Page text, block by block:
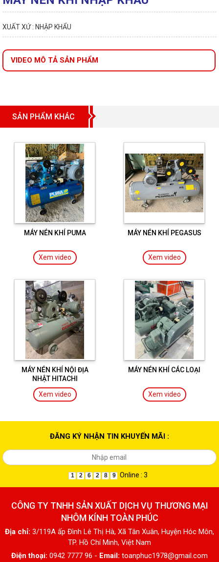
XUẤT XỨ : NHẬP KHẨU
VIDEO MÔ TẢ SẢN PHẨM
SẢN PHẨM KHÁC
MÁY NÉN KHÍ PUMA
Xem video
MÁY NÉN KHÍ PEGASUS
Xem video
MÁY NÉN KHÍ NỘI ĐỊA
NHẬT HITACHI
Xem video
MÁY NÉN KHÍ CÁC LOẠI
Xem video
ĐĂNG KÝ NHẬN TIN KHUYẾN MÃI :
1 2 6 2 8 9 Online : 3
CÔNG TY TNHH SẢN XUẤT DỊCH VỤ THƯƠNG MẠI
NHÔM KÍNH TOÀN PHÚC
Địa chỉ: 3/119A ấp Đình Lê Thị Hà, Xã Tân Xuân, Huyện Hóc Môn,
TP. Hồ Chí Minh, Việt Nam
Điện thoại: 0942 7777 96 - Email: toanphuc1978@gmail.com